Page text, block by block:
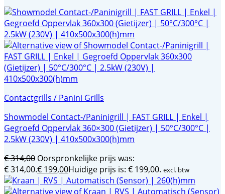
Contactgrills / Panini Grills
Showmodel Contact-/Paninigrill | FAST GRILL | Enkel |
Gegroefd Oppervlak 360×300 (Gietijzer) | 50°C/300°C |
2.5kW (230V) | 410x500x300(h)mm
€314,00 Oorspronkelijke prijs was:
€ 314,00.€ 199,00Huidige prijs is: € 199,00. excl. btw